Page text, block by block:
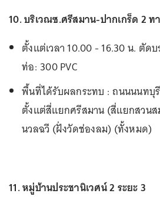
10. บริเวณซ.ศรีสมาน-ปากเกร็ด 2 ท
ตั้งแต่เวลา 10.00 - 16.30 น. ตัด
ท่อ: 300 PVC
พื้นที่ได้รับผลกระทบ : ถนนนนทบุ
ตั้งแต่สี่แยกศรีสมาน (สี่แยกสวนส
นวลฉวี (ฝั่งวัดช่องลม) (ทั้งหมด)
11. หมู่บ้านประชานิเวศน์ 2 ระยะ 3